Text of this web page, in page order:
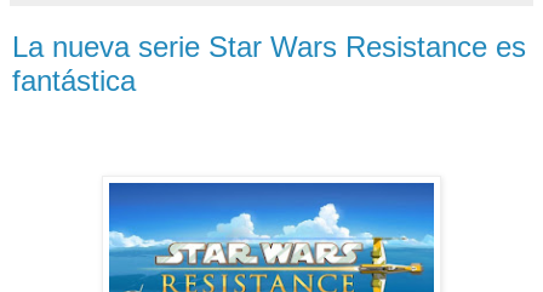
La nueva serie Star Wars Resistance es
fantástica